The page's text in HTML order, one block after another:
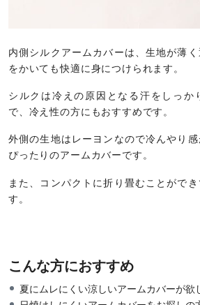
内側シルクアームカバーは、生地が薄
をかいても快適に身につけられます。
シルクは冷えの原因となる汗をしっか
で、冷え性の方にもおすすめです。
外側の生地はレーヨンなので冷んやり
ぴったりのアームカバーです。
また、コンパクトに折り畳むことがで
す。
こんな方におすすめ
夏にムレにくい涼しいアームカバーが欲